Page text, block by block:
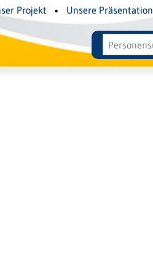
Projekt • Unsere Präsentation